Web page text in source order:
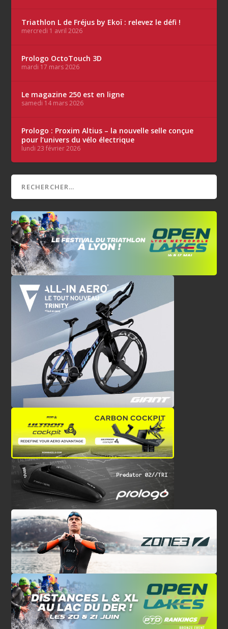
Triathlon L de Fréjus by Ekoï : relevez le défi !
mercredi 1 avril 2026
Prologo OctoTouch 3D
mardi 17 mars 2026
Le magazine 250 est en ligne
samedi 14 mars 2026
Prologo : Proxim Altius – la nouvelle selle conçue
pour l’univers du vélo électrique
lundi 23 février 2026